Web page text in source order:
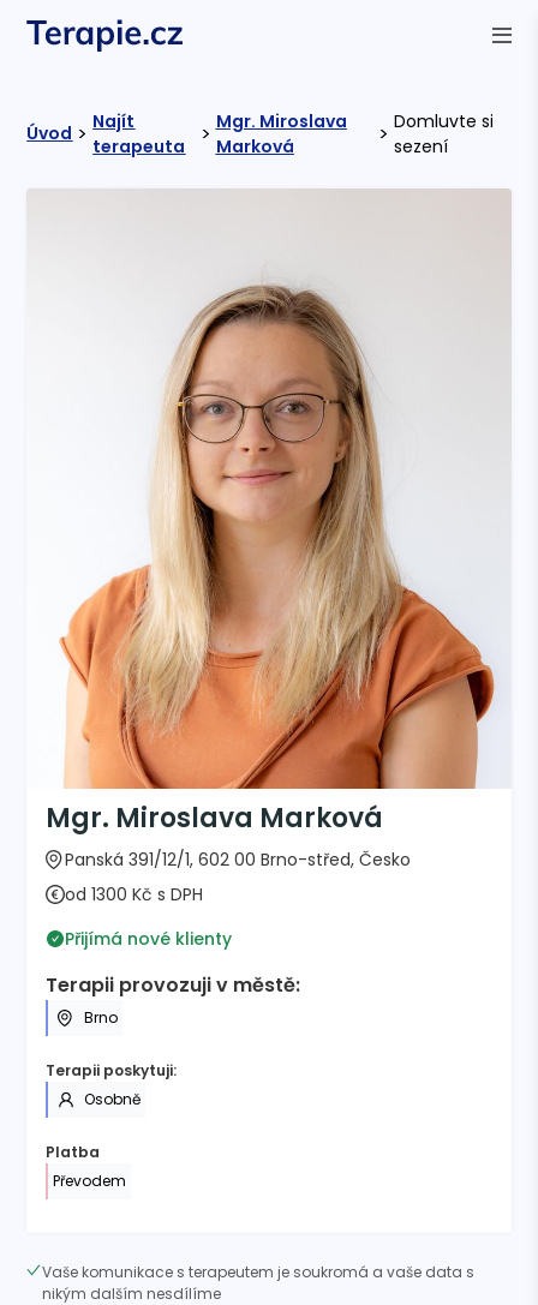
Úvod > Najít
terapeuta
> Mgr. Miroslava
Marková
> Domluvte si
sezení
Mgr. Miroslava Marková
Panská 391/12/1, 602 00 Brno-střed, Česko
od 1300 Kč s DPH
Přijímá nové klienty
Terapii provozuji v městě:
Brno
Terapii poskytuji:
Osobně
Platba
Převodem
Vaše komunikace s terapeutem je soukromá a vaše data s
nikým dalším nesdílíme